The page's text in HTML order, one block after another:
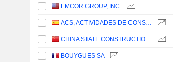
EMCOR GROUP, INC.
ACS, ACTIVIDADES DE CONSTRUCCIÓN Y SERVICIOS, S.A.
CHINA STATE CONSTRUCTION ENGINEERING CORPORATION LIMITED
BOUYGUES SA